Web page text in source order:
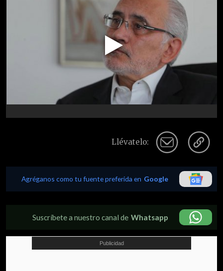
Video
Llévatelo:
Agréganos como tu fuente preferida en Google
Suscríbete a nuestro canal de Whatsapp